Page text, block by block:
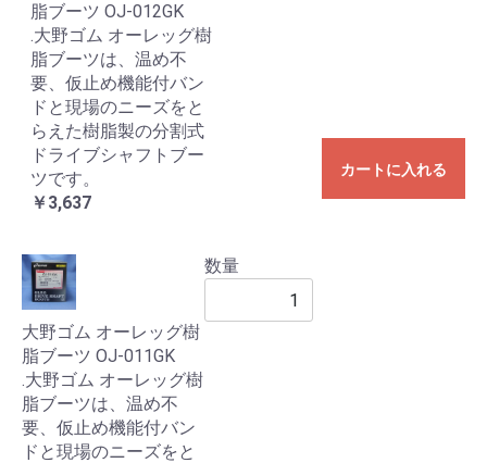
脂ブーツ OJ-012GK
.大野ゴム オーレッグ樹
脂ブーツは、温め不
要、仮止め機能付バン
ドと現場のニーズをと
らえた樹脂製の分割式
ドライブシャフトブー
ツです。
￥3,637
カートに入れる
大野ゴム オーレッグ樹
脂ブーツ OJ-011GK
.大野ゴム オーレッグ樹
脂ブーツは、温め不
要、仮止め機能付バン
ドと現場のニーズをと
数量